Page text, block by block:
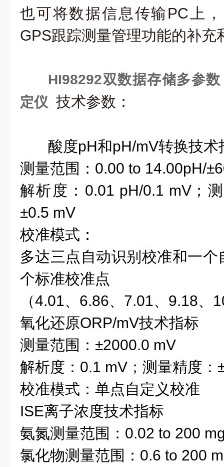
也可将数据信息传输PC上
GPS跟踪测量管理功能的补充
HI98292双数据存储多参
定仪 技术参数：
酸度pH和pH/mV转换技术
测量范围 ：0.00 to 14.00pH/
解析度： 0.01 pH/0.1 mV；
±0.5 mV
校准模式：
多达三 点 自动识别校准和一个
个标准校准点
（4.01、6.86、7.01、9.18、
氧化还原ORP/mV技术指标
测量范围 ： ±2000.0 mV
解析度： 0.1 mV； 测量精度：
校准模式： 单点 自定义校准
ISE离子浓度技术指标
氨氮测量范围 ： 0.02 to 200
氯化物测量范围 ： 0.6 to 200